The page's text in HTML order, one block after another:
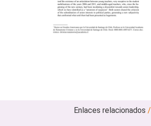
Enlaces relacionados/